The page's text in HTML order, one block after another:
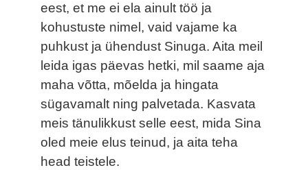
eest, et me ei ela ainult töö ja
kohustuste nimel, vaid vajame ka
puhkust ja ühendust Sinuga. Aita meil
leida igas päevas hetki, mil saame aja
maha võtta, mõelda ja hingata
sügavamalt ning palvetada. Kasvata
meis tänulikkust selle eest, mida Sina
oled meie elus teinud, ja aita teha
head teistele.